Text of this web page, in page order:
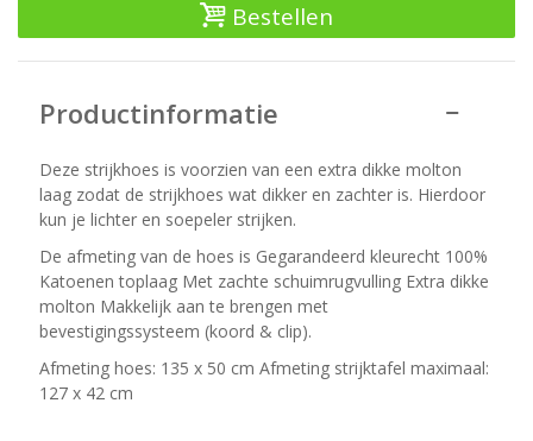
Bestellen
Productinformatie
Deze strijkhoes is voorzien van een extra dikke molton
laag zodat de strijkhoes wat dikker en zachter is. Hierdoor
kun je lichter en soepeler strijken.
De afmeting van de hoes is Gegarandeerd kleurecht 100%
Katoenen toplaag Met zachte schuimrugvulling Extra dikke
molton Makkelijk aan te brengen met
bevestigingssysteem (koord & clip).
Afmeting hoes: 135 x 50 cm Afmeting strijktafel maximaal:
127 x 42 cm